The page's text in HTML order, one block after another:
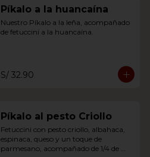
Píkalo a la huancaína
Nuestro Píkalo a la leña, acompañado
de fetuccini a la huancaína.
S/ 32.90
Píkalo al pesto Criollo
Fetuccini con pesto criollo, albahaca,
espinaca, queso y un toque de
parmesano, acompañado de 1/4 de